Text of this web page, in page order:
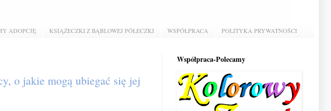
ADOPCJĘ KSIĄŻECZKI Z BĄBLOWEJ PÓŁECZKI WSPÓŁPRACA POLITYKA PRYWATNOŚCI
o jakie mogą ubiegać się jej
Współpraca-Polecamy